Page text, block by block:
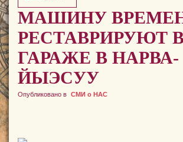
МАШИНУ
РЕСТАВРИРУЮТ
ГАРАЖЕ В НАРВА-
ЙЫЭСУУ
Опубликовано в СМИ о НАС